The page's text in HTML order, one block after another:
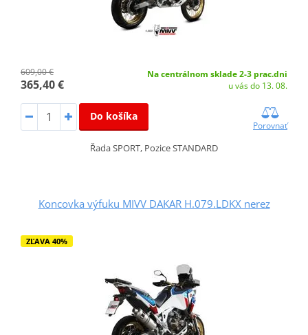
609,00 €
365,40 €
Na centrálnom sklade 2-3 prac.dni
u vás do 13. 08.
Do košíka
Porovnať
Řada SPORT, Pozice STANDARD
Koncovka výfuku MIVV DAKAR H.079.LDKX nerez
ZĽAVA 40%